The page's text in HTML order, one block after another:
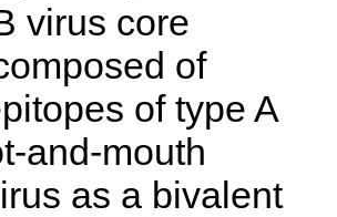
virus core
of
of type A
as a bivalent